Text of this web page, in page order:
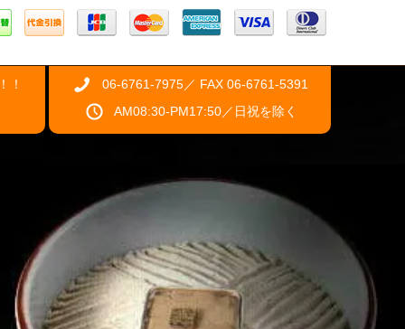
！
06-6761-7975／ FAX 06-6761-5391
AM08:30-PM17:50／日祝を除く